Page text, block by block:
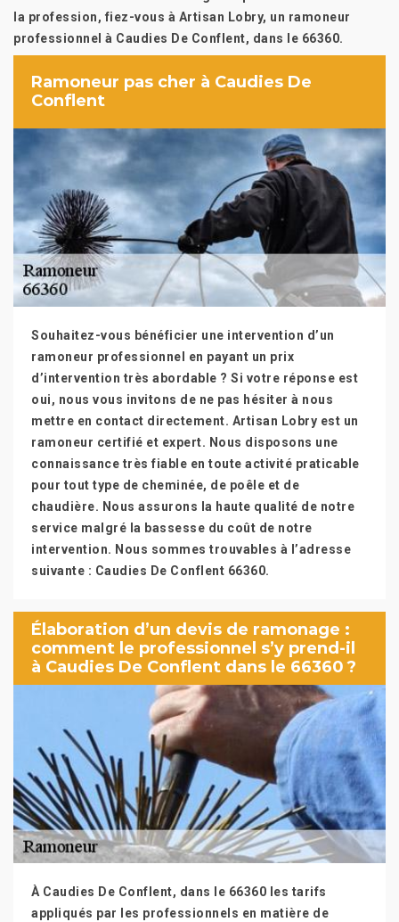
la profession, fiez-vous à Artisan Lobry, un ramoneur
professionnel à Caudies De Conflent, dans le 66360.
Ramoneur pas cher à Caudies De
Conflent
Souhaitez-vous bénéficier une intervention d’un
ramoneur professionnel en payant un prix
d’intervention très abordable ? Si votre réponse est
oui, nous vous invitons de ne pas hésiter à nous
mettre en contact directement. Artisan Lobry est un
ramoneur certifié et expert. Nous disposons une
connaissance très fiable en toute activité praticable
pour tout type de cheminée, de poêle et de
chaudière. Nous assurons la haute qualité de notre
service malgré la bassesse du coût de notre
intervention. Nous sommes trouvables à l’adresse
suivante : Caudies De Conflent 66360.
Élaboration d’un devis de ramonage :
comment le professionnel s’y prend-il
à Caudies De Conflent dans le 66360 ?
À Caudies De Conflent, dans le 66360 les tarifs
appliqués par les professionnels en matière de